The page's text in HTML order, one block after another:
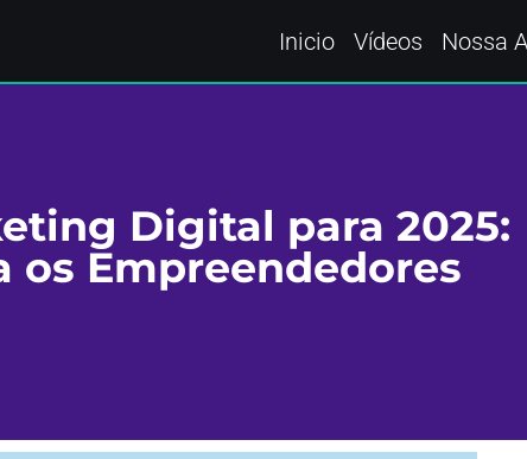
Inicio Vídeos Nossa
Digital para 2025:
os Empreendedores